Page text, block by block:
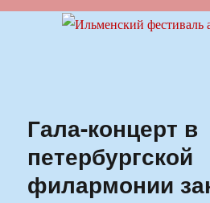
Ильменский
Гала-концерт в
петербургской
филармонии